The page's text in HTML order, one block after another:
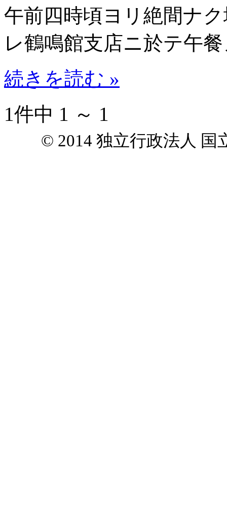
午前四時頃ヨリ絶間ナ
レ鶴鳴館支店ニ於テ午
続きを読む »
1件中 1 ～ 1
© 2014 独立行政法人 国